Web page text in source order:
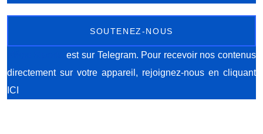
SOUTENEZ-NOUS
est sur Telegram. Pour recevoir nos contenus
directement sur votre appareil, rejoignez-nous en cliquant
ICI